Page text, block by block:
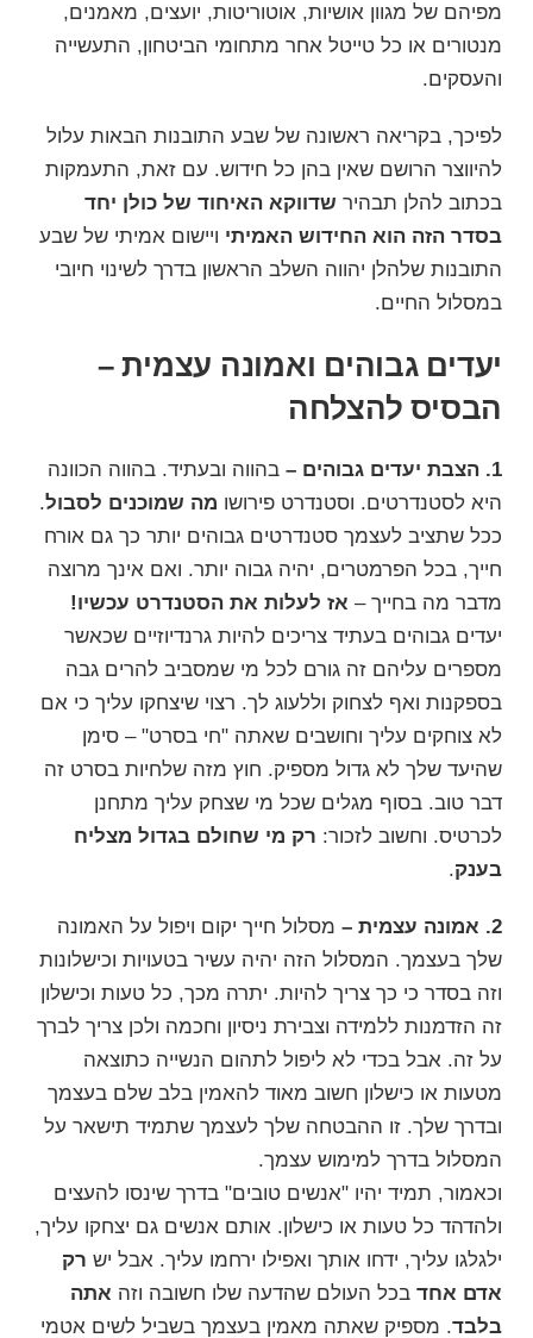
מפיהם של מגוון אושיות, אוטוריטות, יועצים, מאמנים,
מנטורים או כל טייטל אחר מתחומי הביטחון, התעשייה
והעסקים.
לפיכך, בקריאה ראשונה של שבע התובנות הבאות עלול
להיווצר הרושם שאין בהן כל חידוש. עם זאת, התעמקות
בכתוב להלן תבהיר שדווקא האיחוד של כולן יחד
בסדר הזה הוא החידוש האמיתי ויישום אמיתי של שבע
התובנות שלהלן יהווה השלב הראשון בדרך לשינוי חיובי
במסלול החיים.
יעדים גבוהים ואמונה עצמית –
הבסיס להצלחה
1. הצבת יעדים גבוהים –
בהווה ובעתיד. בהווה הכוונה
היא לסטנדרטים. וסטנדרט פירושו מה שמוכנים לסבול.
ככל שתציב לעצמך סטנדרטים גבוהים יותר כך גם אורח
חייך, בכל הפרמטרים, יהיה גבוה יותר. ואם אינך מרוצה
מדבר מה בחייך – אז לעלות את הסטנדרט עכשיו!
יעדים גבוהים בעתיד צריכים להיות גרנדיוזיים שכאשר
מספרים עליהם זה גורם לכל מי שמסביב להרים גבה
בספקנות ואף לצחוק וללעוג לך. רצוי שיצחקו עליך כי אם
לא צוחקים עליך וחושבים שאתה "חי בסרט" – סימן
שהיעד שלך לא גדול מספיק. חוץ מזה שלחיות בסרט זה
דבר טוב. בסוף מגלים שכל מי שצחק עליך מתחנן
לכרטיס. וחשוב לזכור: רק מי שחולם בגדול מצליח
בענק.
2. אמונה עצמית –
מסלול חייך יקום ויפול על האמונה
שלך בעצמך. המסלול הזה יהיה עשיר בטעויות וכישלונות
וזה בסדר כי כך צריך להיות. יתרה מכך, כל טעות וכישלון
זה הזדמנות ללמידה וצבירת ניסיון וחכמה ולכן צריך לברך
על זה. אבל בכדי לא ליפול לתהום הנשייה כתוצאה
מטעות או כישלון חשוב מאוד להאמין בלב שלם בעצמך
ובדרך שלך. זו ההבטחה שלך לעצמך שתמיד תישאר על
המסלול בדרך למימוש עצמך.
וכאמור, תמיד יהיו "אנשים טובים" בדרך שינסו להעצים
ולהדהד כל טעות או כישלון. אותם אנשים גם יצחקו עליך,
ילגלגו עליך, ידחו אותך ואפילו ירחמו עליך. אבל יש רק
אדם אחד בכל העולם שהדעה שלו חשובה וזה אתה
בלבד. מספיק שאתה מאמין בעצמך בשביל לשים אטמי